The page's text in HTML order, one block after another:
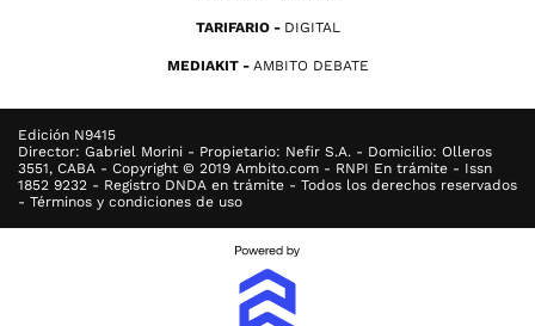
TARIFARIO DIGITAL
MEDIAKIT AMBITO DEBATE
Edición N9415
Director: Gabriel Morini - Propietario: Nefir S.A. - Domicilio: Olleros
3551, CABA - Copyright © 2019 Ambito.com - RNPI En trámite - Issn
1852 9232 - Registro DNDA en trámite - Todos los derechos reservados
- Términos y condiciones de uso